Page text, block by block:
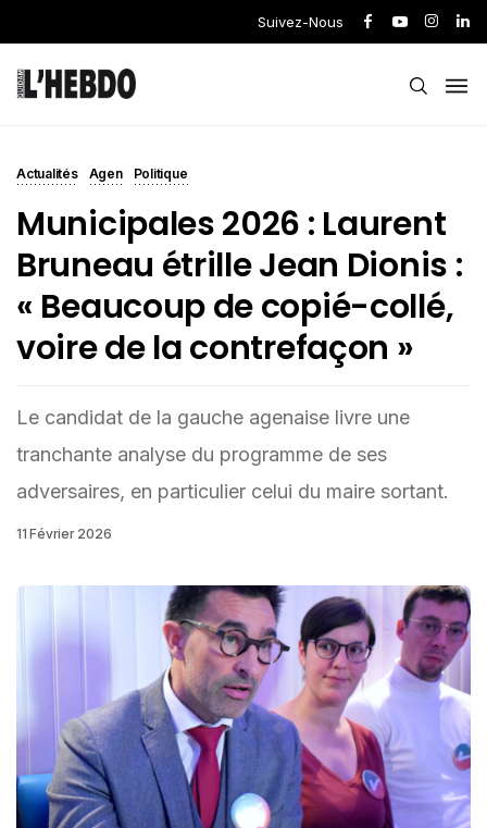
Suivez-Nous
Actualités Agen Politique
Municipales 2026 : Laurent
Bruneau étrille Jean Dionis :
« Beaucoup de copié-collé,
voire de la contrefaçon »
Le candidat de la gauche agenaise livre une
tranchante analyse du programme de ses
adversaires, en particulier celui du maire sortant.
11 Février 2026